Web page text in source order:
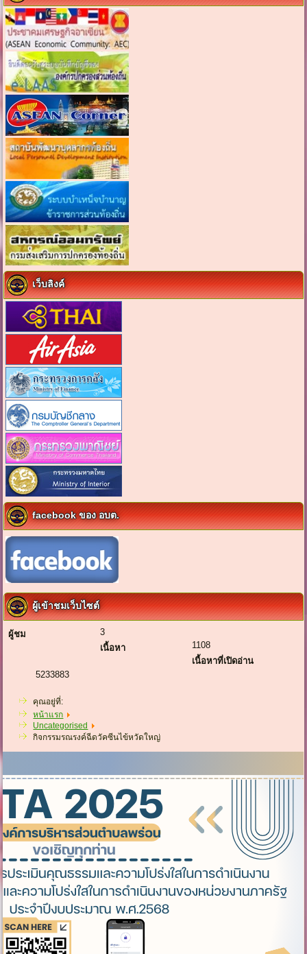
เว็บลิงค์
facebook ของ อบต.
ผู้เข้าชมเว็บไซต์
ผู้ชม
3
เนื้อหา
1108
เนื้อหาที่เปิดอ่าน
5233883
คุณอยู่ที่:
หน้าแรก
Uncategorised
กิจกรรมรณรงค์ฉีดวัคซีนไข้หวัดใหญ่